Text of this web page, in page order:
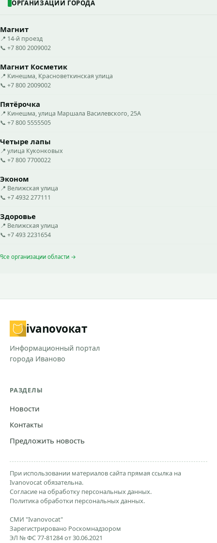
ОРГАНИЗАЦИИ ГОРОДА
Магнит
📍 14-й проезд
📞 +7 800 2009002
Магнит Косметик
📍 Кинешма, Красноветкинская улица
📞 +7 800 2009002
Пятёрочка
📍 Кинешма, улица Маршала Василевского, 25А
📞 +7 800 5555505
Четыре лапы
📍 улица Куконковых
📞 +7 800 7700022
Эконом
📍 Велижская улица
📞 +7 4932 277111
Здоровье
📍 Велижская улица
📞 +7 493 2231654
Все организации области →
ivanovoкат
Информационный портал
города Иваново
РАЗДЕЛЫ
Новости
Контакты
Предложить новость
При использовании материалов сайта прямая ссылка на
Ivanovocat обязательна.
Согласие на обработку персональных данных.
Политика обработки персональных данных.
СМИ "Ivanovocat"
Зарегистрировано Роскомнадзором
ЭЛ № ФС 77-81284 от 30.06.2021